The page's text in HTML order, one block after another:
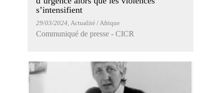
s’intensifient
29/03/2024 , Actualité / Afrique
Communiqué de presse - CICR